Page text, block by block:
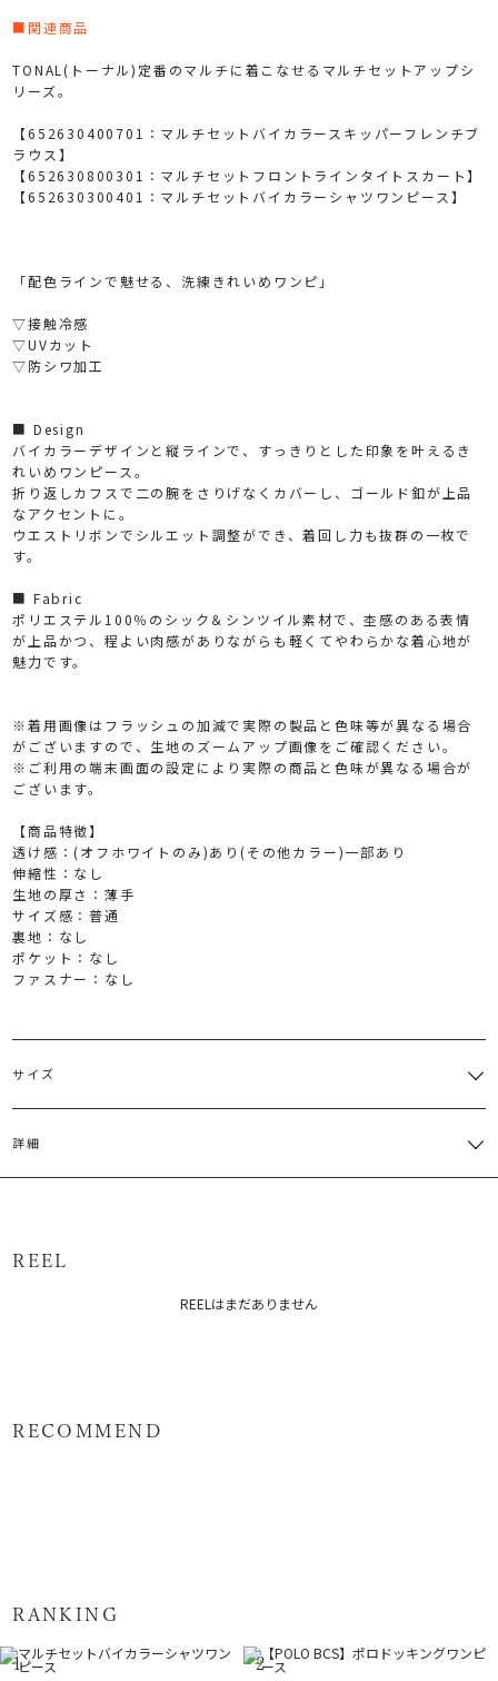
■関連商品
TONAL(トーナル)定番のマルチに着こなせるマルチセットアップシ
リーズ。
【652630400701：マルチセットバイカラースキッパーフレンチブ
ラウス】
【652630800301：マルチセットフロントラインタイトスカート】
【652630300401：マルチセットバイカラーシャツワンピース】
「配色ラインで魅せる、洗練きれいめワンピ」
▽接触冷感
▽UVカット
▽防シワ加工
■ Design
バイカラーデザインと縦ラインで、すっきりとした印象を叶えるき
れいめワンピース。
折り返しカフスで二の腕をさりげなくカバーし、ゴールド釦が上品
なアクセントに。
ウエストリボンでシルエット調整ができ、着回し力も抜群の一枚で
す。
■ Fabric
ポリエステル100％のシック＆シンツイル素材で、杢感のある表情
が上品かつ、程よい肉感がありながらも軽くてやわらかな着心地が
魅力です。
※着用画像はフラッシュの加減で実際の製品と色味等が異なる場合
がございますので、生地のズームアップ画像をご確認ください。
※ご利用の端末画面の設定により実際の商品と色味が異なる場合が
ございます。
【商品特徴】
透け感：(オフホワイトのみ)あり(その他カラー)一部あり
伸縮性：なし
生地の厚さ：薄手
サイズ感：普通
裏地：なし
ポケット：なし
ファスナー：なし
サイズ
M 92cm 50cm ム仕 116cm ン
詳細
メーカー品番：6526303004
ワンピース ワンピース
REEL
REELはまだありません
RECOMMEND
RANKING
1 2